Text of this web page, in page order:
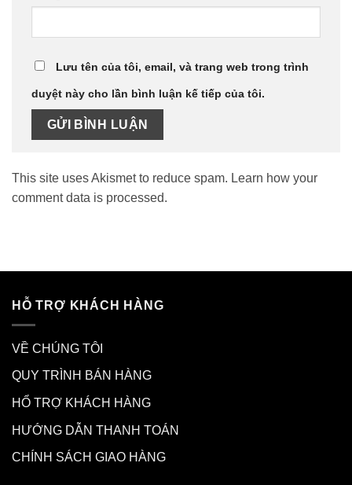
Lưu tên của tôi, email, và trang web trong trình
duyệt này cho lần bình luận kế tiếp của tôi.
This site uses Akismet to reduce spam. Learn how your
comment data is processed.
HỖ TRỢ KHÁCH HÀNG
VỀ CHÚNG TÔI
QUY TRÌNH BÁN HÀNG
HỔ TRỢ KHÁCH HÀNG
HƯỚNG DẪN THANH TOÁN
CHÍNH SÁCH GIAO HÀNG